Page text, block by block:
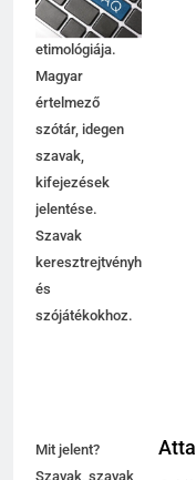
magyarázata,
használata,
etimológiája.
Magyar
értelmező
szótár, idegen
szavak,
kifejezések
jelentése.
Szavak
keresztrejtvényhez
és
Mit jelent?